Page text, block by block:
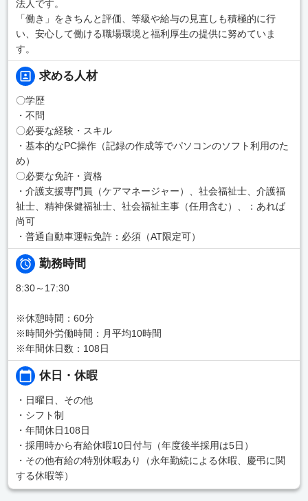
法人です。
「働き」をきちんと評価、等級や給与の見直しも積極的に行
い、安心して働ける職場環境と福利厚生の提供に努めていま
す。
求める人材
〇学歴
・不問
〇必要な経験・スキル
・基本的なPC操作（記録の作成等でパソコンのソフト利用のた
め）
〇必要な免許・資格
・介護支援専門員（ケアマネージャー）、社会福祉士、介護福
祉士、精神保健福祉士、社会福祉主事（任用含む）、：あれば
尚可
・普通自動車運転免許：必須（AT限定可）
勤務時間
8:30～17:30
※休憩時間：60分
※時間外労働時間：月平均10時間
※年間休日数：108日
休日・休暇
・日曜日、その他
・シフト制
・年間休日108日
・採用時から有給休暇10日付与（年度後半採用は5日）
・その他有給の特別休暇あり（永年勤続による休暇、慶弔に関
する休暇等）